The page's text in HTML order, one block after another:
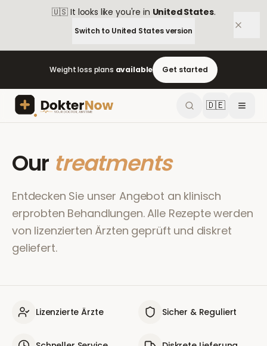
🇺🇸 It looks like you're in United States.
Switch to United Statesversion
Weight loss plans available Get started
🇩🇪
Our treatments
Entdecken Sie unser Angebot an klinisch
erprobten Behandlungen. Alle Rezepte werden
von lizenzierten Ärzten geprüft und diskret
geliefert.
Lizenzierte Ärzte Sicher & Reguliert